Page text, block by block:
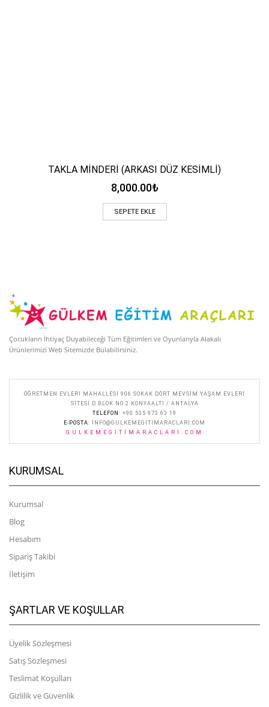
TAKLA MİNDERİ (ARKASI DÜZ KESİMLİ)
8,000.00₺
SEPETE EKLE
Çocukların İhtiyaç Duyabileceği Tüm Eğitimleri ve Oyunlarıyla Alakalı
Ürünlerimizi Web Sitemizde Bulabilirsiniz.
ÖĞRETMEN EVLERI MAHALLESI 906 SOKAK DÖRT MEVSIM YAŞAM EVLERI
SITESI D BLOK NO:2 KONYAALTI / ANTALYA
TELEFON : +90 535 973 63 19
E-POSTA:
INFO@GULKEMEGITIMARACLARI.COM
GULKEMEGITIMARACLARI.COM
KURUMSAL
Kurumsal
Blog
Hesabım
Sipariş Takibi
İletişim
ŞARTLAR VE KOŞULLAR
Üyelik Sözleşmesi
Satış Sözleşmesi
Teslimat Koşulları
Gizlilik ve Güvenlik